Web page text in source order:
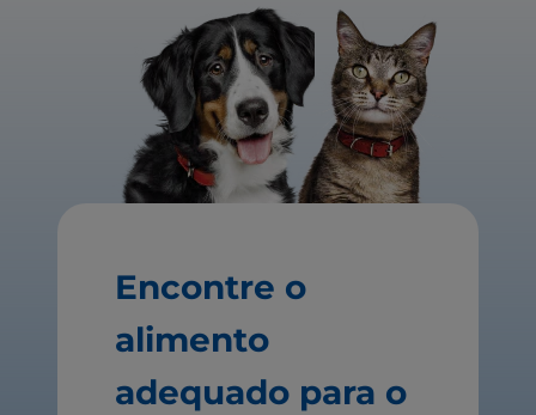
Encontre o
alimento
adequado para o